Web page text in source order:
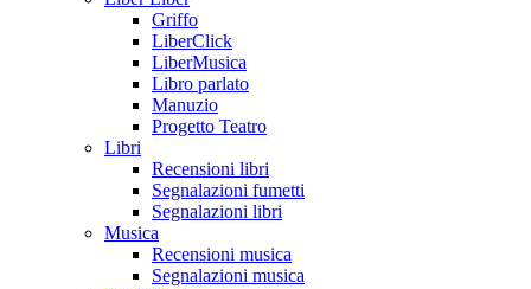
Griffo
LiberClick
LiberMusica
Libro parlato
Manuzio
Progetto Teatro
Libri
Recensioni libri
Segnalazioni fumetti
Segnalazioni libri
Musica
Recensioni musica
Segnalazioni musica